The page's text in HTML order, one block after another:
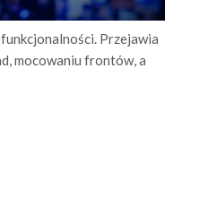
Przejawia
mocowaniu frontów, a